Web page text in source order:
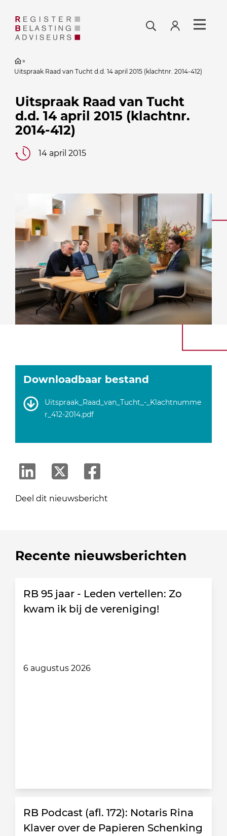
»
Uitspraak Raad van Tucht d.d. 14 april 2015 (klachtnr. 2014-412)
Uitspraak Raad van Tucht
d.d. 14 april 2015 (klachtnr.
2014-412)
14 april 2015
Downloadbaar bestand
Uitspraak_Raad_van_Tucht_-_Klachtnumme
r_412-2014.pdf
Deel dit nieuwsbericht
Recente nieuwsberichten
RB 95 jaar - Leden vertellen: Zo
kwam ik bij de vereniging!
6 augustus 2026
RB Podcast (afl. 172): Notaris Rina
Klaver over de Papieren Schenking